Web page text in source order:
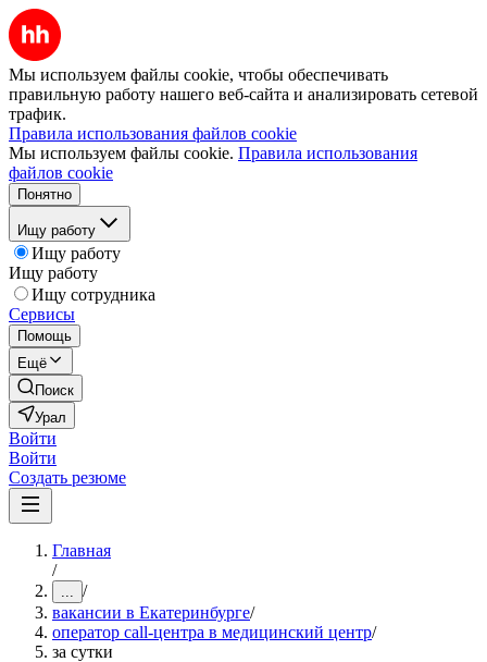
Мы используем файлы cookie, чтобы обеспечивать
правильную работу нашего веб-сайта и анализировать сетевой
трафик.
Правила использования файлов cookie
Мы используем файлы cookie. Правила использования
файлов cookie
Понятно
Ищу работу
Ищу работу
Ищу работу
Ищу сотрудника
Сервисы
Помощь
Ещё
Поиск
Урал
Войти
Войти
Создать резюме
Главная
/
... /
вакансии в Екатеринбурге/
оператор call-центра в медицинский центр/
за сутки